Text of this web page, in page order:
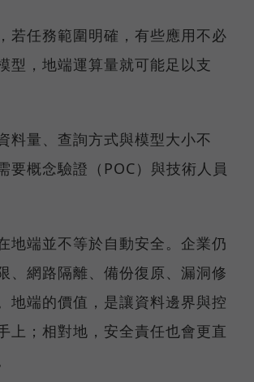
若任務範圍明確，有些應用不必
型，地端運算量就可能足以支
料量、查詢方式與模型大小不
要概念驗證（POC）與技術人員
地端並不等於自動安全。企業仍
、網路隔離、備份復原、漏洞修
地端的價值，是讓資料邊界與控
上；相對地，安全責任也會更直